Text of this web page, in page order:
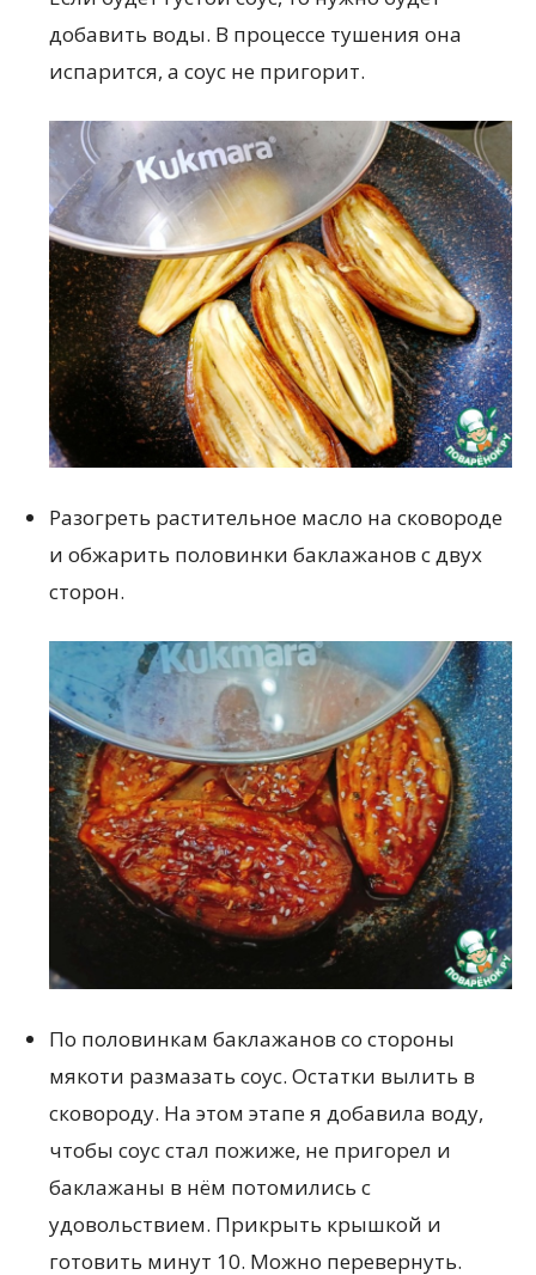
добавить воды. В процессе тушения она
испарится, а соус не пригорит.
Разогреть растительное масло на сковороде
и обжарить половинки баклажанов с двух
сторон.
По половинкам баклажанов со стороны
мякоти размазать соус. Остатки вылить в
сковороду. На этом этапе я добавила воду,
чтобы соус стал пожиже, не пригорел и
баклажаны в нём потомились с
удовольствием. Прикрыть крышкой и
готовить минут 10. Можно перевернуть.